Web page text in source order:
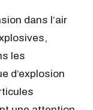
dans l’air
les
d’explosion